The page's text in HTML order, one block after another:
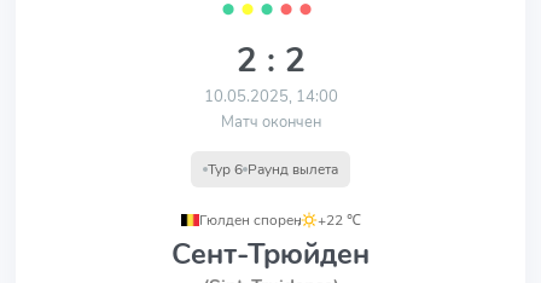
⬤ ⬤ ⬤ ⬤ ⬤
2 : 2
10.05.2025, 14:00
Матч окончен
Тур 6 Раунд вылета
Гюлден спорен
, +22 ℃
Сент-Трюйден